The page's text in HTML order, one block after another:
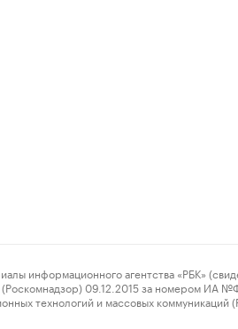
агентства «РБК»
09.12.2015 за номером ИА
технологий и массовых